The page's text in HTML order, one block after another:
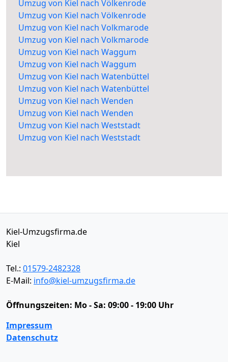
Umzug von Kiel nach Völkenrode
Umzug von Kiel nach Völkenrode
Umzug von Kiel nach Volkmarode
Umzug von Kiel nach Volkmarode
Umzug von Kiel nach Waggum
Umzug von Kiel nach Waggum
Umzug von Kiel nach Watenbüttel
Umzug von Kiel nach Watenbüttel
Umzug von Kiel nach Wenden
Umzug von Kiel nach Wenden
Umzug von Kiel nach Weststadt
Umzug von Kiel nach Weststadt
Kiel-Umzugsfirma.de
Kiel
Tel.: 01579-2482328
E-Mail: info@kiel-umzugsfirma.de
Öffnungszeiten: Mo - Sa: 09:00 - 19:00 Uhr
Impressum
Datenschutz